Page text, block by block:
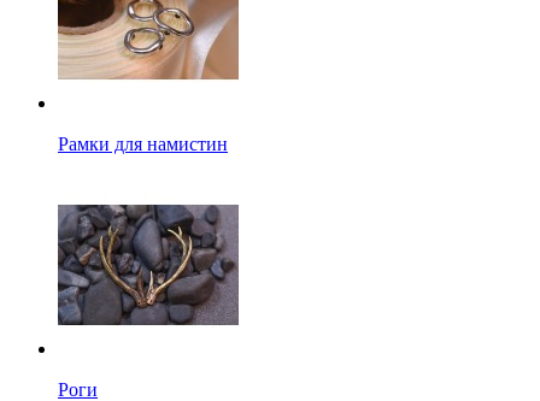
Рамки для намистин
Роги